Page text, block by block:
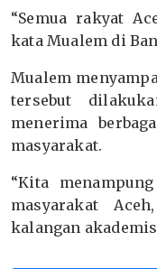
“Semua rakyat
kata Mualem di
Mualem
tersebut
menerima
masyarakat.
“Kita
masyarakat
kalangan